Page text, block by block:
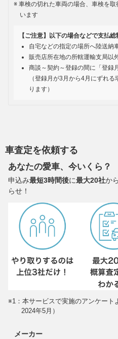
車検の切れた車両の場合、車検を
います
【ご注意】以下の場合などで支払
自宅などの指定の場所へ陸送納
販売店所在地の所轄運輸支局以
商談～契約～登録の間に「登録
（登録月が3月から4月にずれ
ります）
車査定を依頼する
あなたの愛車、今いくら？
申込み最短3時間後に最大20社か
らせ！
※1：本サービスで実施のアンケート
2024年5月）
メーカー